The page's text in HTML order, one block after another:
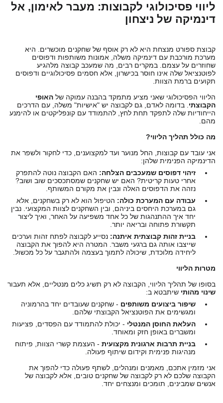
ליווי פסיכולוגי לקבוצות: מעבר לאימון, אל
דינמיקה של ניצחון
קבוצת ספורט מנצחת היא לא רק אוסף של שחקנים מוכשרים. היא
מערכת מורכבת עם דינמיקה משלה, אמונות משותפות ודפוסים
שחוזרים על עצמם. במקרים רבים, מה שמעכב קבוצה מלהגיע
לפוטנציאל שלה אינו חוסר בכישרון, אלא חסמים פסיכולוגיים ודפוסים
תקועים ברמת הצוות.
הליווי הפסיכולוגי שאני מציע מתמקד בהבנה עמוקה של האופי
הקבוצתי. בדומה לאדם, גם לקבוצה יש "אישיות" משלה, עם הדרכים
הייחודיות שלה לתפקד תחת לחץ, להתמודד עם קונפליקטים או להימנע
מהם.
מה כולל תהליך הליווי?
אני עובד עם קבוצות, החל מנוער ועד למקצוענים, כדי לחקור ולשפר את
הדינמיקה הפנימית שלהן:
זיהוי דפוסים שמעכבים הצלחה: האם הקבוצה נוטה להתפרק
אחרי טעות קריטית? האם יש שחקנים שמסתכסכים שוב ושוב?
נזהה את הדפוסים האלה ונבין את מקורם המשותף.
עבודה עם המערכת כולה: הטיפול הוא לא רק בשחקנים, אלא
גם במערכת היחסים ביניהם, ובין השחקנים לצוות המקצועי. נבין
יחד איך ההתנהגות של כל אחד משפיעה על האחר, ואיך ליצור
תקשורת פתוחה ובריאה יותר.
בניית זהות קבוצתית איתנה: נסייע לקבוצה לפתח זהות וערכים
שייצבו אותה גם ברגעי משבר. המטרה היא להפוך את הקבוצה
ליחידה מלוכדת, שיכולה לתמוך בעצמה ולהתגבר על כל מכשול.
מטרות הליווי
בסופו של תהליך הליווי, הקבוצה לא רק תשיג כלים מנטליים, אלא תעבור
שינוי מהותי שיתבטא ב:
שיפור ביצועים משותפים - שחקנים שעובדים יחד בהרמוניה
ומגשימים את הפוטנציאל הקבוצתי שלהם.
העלאת החוסן המנטלי - יכולת להתמודד עם הפסדים, פציעות
ומשברים באופן חזק ומאוחד.
בניית תרבות ארגונית מקצועית - העצמת קשרי הצוות, פיתוח
מנהיגות פנימית וקידום שיתוף פעולה.
אני מזמין אתכם, מאמנים ומנהלים, לשתף פעולה כדי להפוך את
הקבוצה שלכם לא רק לקבוצה של שחקנים טובים, אלא לקבוצה של
אנשים שמבינים, תומכים ומנצחים יחד.